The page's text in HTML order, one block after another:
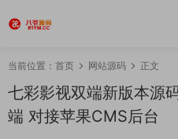
当前位置： 首页 网站源码 正文
七彩影视双端新版本源
端 对接苹果CMS后台